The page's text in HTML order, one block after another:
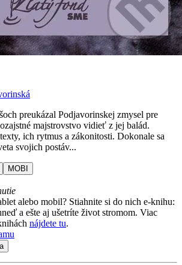
preukázal Podjavorinskej zmysel pre
majstrovstvo vidieť z jej balád.
ich rytmus a zákonitosti. Dokonale sa
svojich postáv...
MOBI
alebo mobil? Stiahnite si do nich e-knihu:
a ešte aj ušetríte život stromom. Viac
nájdete tu.